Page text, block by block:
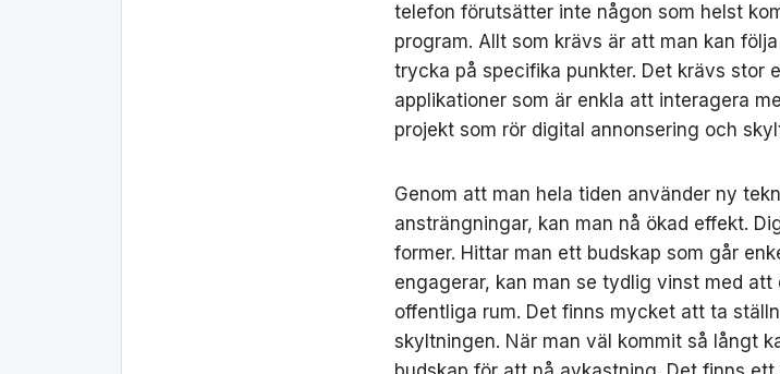
telefon förutsätter inte någon som helst
program. Allt som krävs är att man kan
trycka på specifika punkter. Det krävs stor
applikationer som är enkla att interagera
projekt som rör digital annonsering och
Genom att man hela tiden använder ny
ansträngningar, kan man nå ökad effekt.
former. Hittar man ett budskap som går
engagerar, kan man se tydlig vinst med
offentliga rum. Det finns mycket att ta
skyltningen. När man väl kommit så långt